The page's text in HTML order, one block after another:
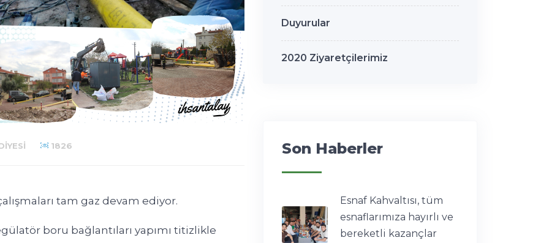
1826
tam gaz devam ediyor.
boru bağlantıları yapımı titizlikle
Duyurular
2020 Ziyaretçilerimiz
Son Haberler
Esnaf Kahvaltısı, tüm
esnaflarımıza hayırlı ve
bereketli kazançlar